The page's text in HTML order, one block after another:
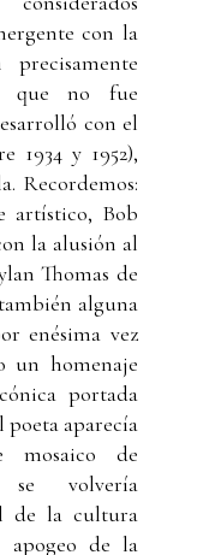
con la
que no fue
con el
1934 y 1952),
Recordemos:
artístico, Bob
la alusión al
Thomas de
alguna
enésima vez
un homenaje
portada
poeta aparecía
mosaico de
se volvería
de la cultura
apogeo de la